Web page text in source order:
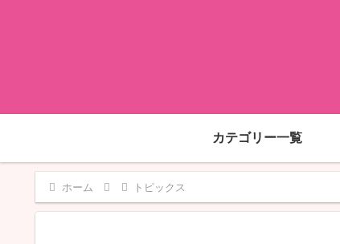
カテゴリー一覧
ホーム トピックス